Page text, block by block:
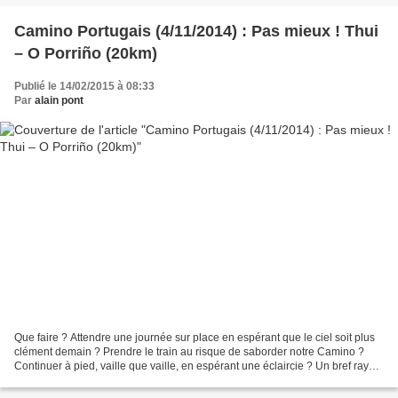
Camino Portugais (4/11/2014) : Pas mieux ! Thui
– O Porriño (20km)
Publié le 14/02/2015 à 08:33
Par alain pont
Que faire ? Attendre une journée sur place en espérant que le ciel soit plus
clément demain ? Prendre le train au risque de saborder notre Camino ?
Continuer à pied, vaille que vaille, en espérant une éclaircie ? Un bref rayon